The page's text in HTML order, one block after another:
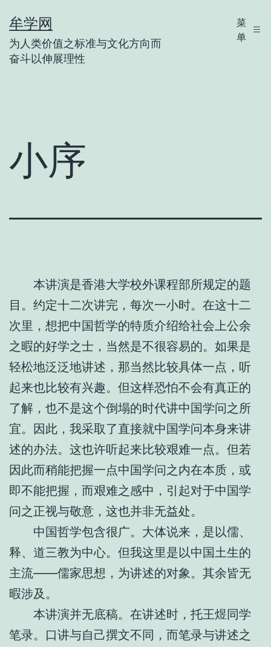
至
内
牟学网
为人类价值之标准与文化方向而
奋斗以伸展理性
菜
单
小序
本讲演是香港大学校外课程部所规定的题
目。约定十二次讲完，每次一小时。在这十二
次里，想把中国哲学的特质介绍给社会上公余
之暇的好学之士，当然是不很容易的。如果是
轻松地泛泛地讲述，那当然比较具体一点，听
起来也比较有兴趣。但这样恐怕不会有真正的
了解，也不是这个倒塌的时代讲中国学问之所
宜。因此，我采取了直接就中国学问本身来讲
述的办法。这也许听起来比较艰难一点。但若
因此而稍能把握一点中国学问之内在本质，或
即不能把握，而艰难之感中，引起对于中国学
问之正视与敬意，这也并非无益处。
中国哲学包含很广。大体说来，是以儒、
释、道三教为中心。但我这里是以中国土生的
主流——儒家思想，为讲述的对象。其余皆无
暇涉及。
本讲演并无底稿。在讲述时，托王煜同学
笔录。口讲与自己撰文不同，而笔录与讲述之